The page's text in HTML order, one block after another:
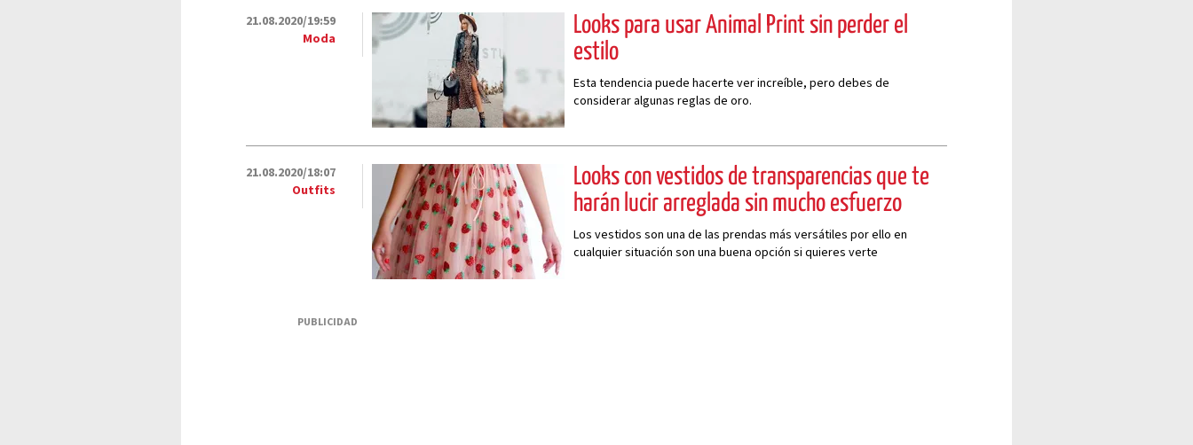
21.08.2020/19:59
Moda
Looks para usar Animal Print sin perder el
estilo
Esta tendencia puede hacerte ver increíble, pero debes de
considerar algunas reglas de oro.
21.08.2020/18:07
Outfits
Looks con vestidos de transparencias que te
harán lucir arreglada sin mucho esfuerzo
Los vestidos son una de las prendas más versátiles por ello en
cualquier situación son una buena opción si quieres verte
PUBLICIDAD